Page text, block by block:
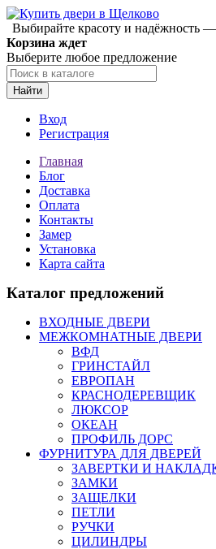
Выбирайте красоту и надёжность
Корзина ждет
Выберите любое предложение
Найти
Вход
Регистрация
Главная
Блог
Доставка
Оплата
Контакты
Замер
Установка
Карта сайта
Каталог предложений
ВХОДНЫЕ ДВЕРИ
МЕЖКОМНАТНЫЕ ДВЕРИ
ВФД
ГРИНСТАЙЛ
ЕВРОПАН
КРАСНОДЕРЕВЩИК
ЛЮКСОР
ОКЕАН
ПРОФИЛЬ ДОРС
ФУРНИТУРА ДЛЯ ДВЕРЕЙ
ЗАВЕРТКИ И
ЗАМКИ
ЗАЩЕЛКИ
ПЕТЛИ
РУЧКИ
ЦИЛИНДРЫ